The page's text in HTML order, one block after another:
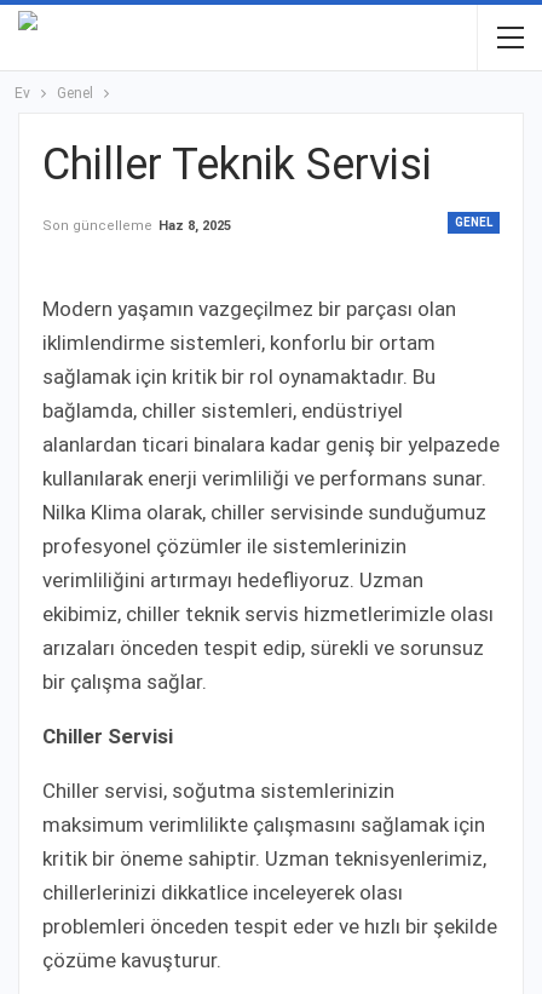
Ev Genel
Chiller Teknik Servisi
GENEL
Son güncelleme Haz 8, 2025
Modern yaşamın vazgeçilmez bir parçası olan
iklimlendirme sistemleri, konforlu bir ortam
sağlamak için kritik bir rol oynamaktadır. Bu
bağlamda, chiller sistemleri, endüstriyel
alanlardan ticari binalara kadar geniş bir yelpazede
kullanılarak enerji verimliliği ve performans sunar.
Nilka Klima olarak, chiller servisinde sunduğumuz
profesyonel çözümler ile sistemlerinizin
verimliliğini artırmayı hedefliyoruz. Uzman
ekibimiz, chiller teknik servis hizmetlerimizle olası
arızaları önceden tespit edip, sürekli ve sorunsuz
bir çalışma sağlar.
Chiller Servisi
Chiller servisi, soğutma sistemlerinizin
maksimum verimlilikte çalışmasını sağlamak için
kritik bir öneme sahiptir. Uzman teknisyenlerimiz,
chillerlerinizi dikkatlice inceleyerek olası
problemleri önceden tespit eder ve hızlı bir şekilde
çözüme kavuşturur.